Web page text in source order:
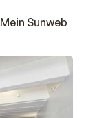
Mein Sunweb